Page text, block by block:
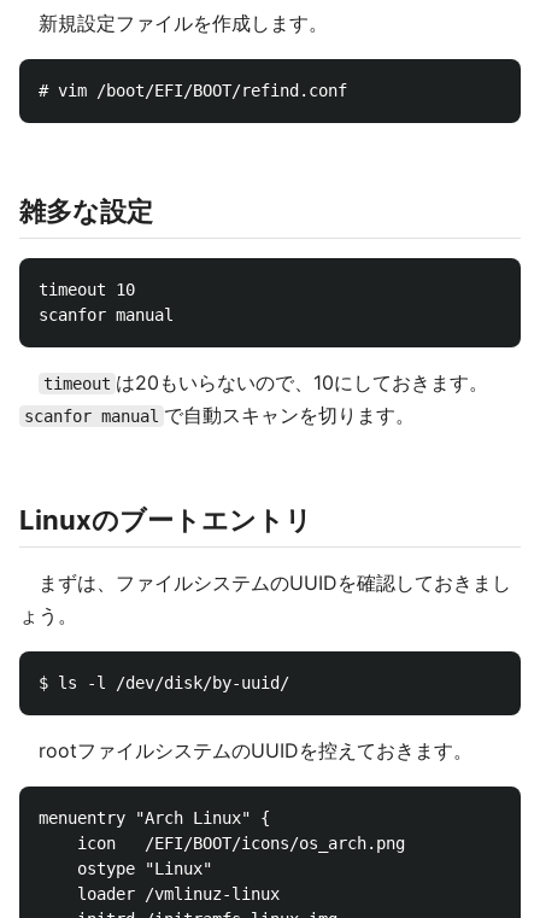
新規設定ファイルを作成します。
雑多な設定
timeout 10
timeout は20もいらないので、10にしておきます。
scanfor manual で自動スキャンを切ります。
Linuxのブートエントリ
まずは、ファイルシステムのUUIDを確認しておきまし
ょう。
rootファイルシステムのUUIDを控えておきます。
menuentry "Arch Linux" {
    icon   /EFI/BOOT/icons/os_arch.png
    ostype "Linux"
    loader /vmlinuz-linux